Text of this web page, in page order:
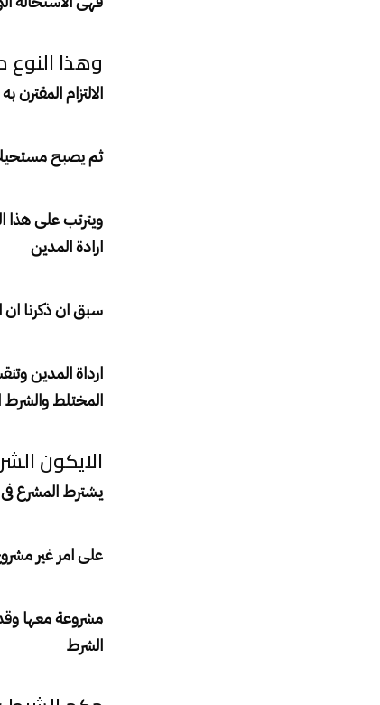
وهذا
الالتزام
ثم يصبح
ويترتب على هذا
ارادة المدين
سبق ان ذكرنا
ارداة المدين
المختلط والشرط
الايكون
يشترط المشرع
على امر غير
مشروعة معها
الشرط